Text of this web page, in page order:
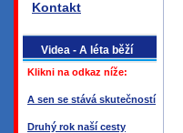
Kontakt
Videa - A léta běží
Klikni na odkaz níže:
A sen se stává skutečností
Druhý rok naší cesty